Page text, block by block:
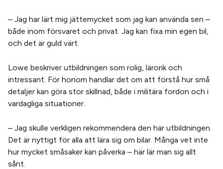
– Jag har lärt mig jättemycket som jag kan använda sen –
både inom försvaret och privat. Jag kan fixa min egen bil,
och det är guld värt.
Lowe beskriver utbildningen som rolig, lärorik och
intressant. För honom handlar det om att förstå hur små
detaljer kan göra stor skillnad, både i militära fordon och i
vardagliga situationer.
– Jag skulle verkligen rekommendera den här utbildningen.
Det är nyttigt för alla att lära sig om bilar. Många vet inte
hur mycket småsaker kan påverka – här lär man sig allt
sånt.